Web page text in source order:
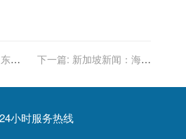
航
下一篇: 新加坡新闻：海上
向碳中和 | 美通社
小时服务热线